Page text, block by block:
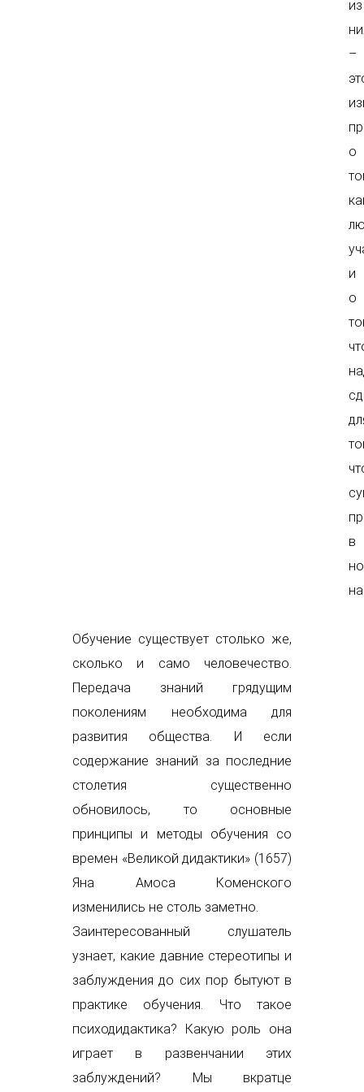
из
–
о
и
о
в
Обучение существует столько же,
сколько и само человечество.
Передача знаний грядущим
поколениям необходима для
развития общества. И если
содержание знаний за последние
столетия существенно
обновилось, то основные
принципы и методы обучения со
времен «Великой дидактики» (1657)
Яна Амоса Коменского
изменились не столь заметно.
Заинтересованный слушатель
узнает, какие давние стереотипы и
заблуждения до сих пор бытуют в
практике обучения. Что такое
психодидактика? Какую роль она
играет в развенчании этих
заблуждений? Мы вкратце